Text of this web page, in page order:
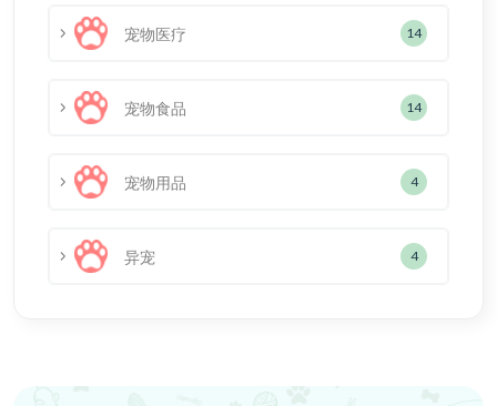
宠物医疗 14
宠物食品 14
宠物用品 4
异宠 4